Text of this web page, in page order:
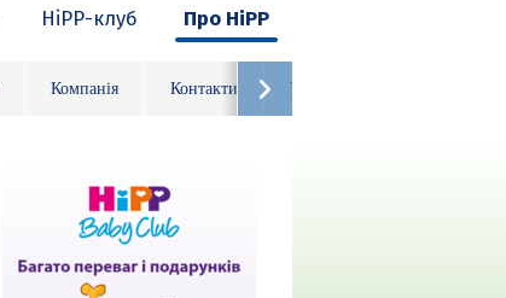
HiPP-клуб Про HiPP
Компанія Контакти Ура, HiPP 125 років!